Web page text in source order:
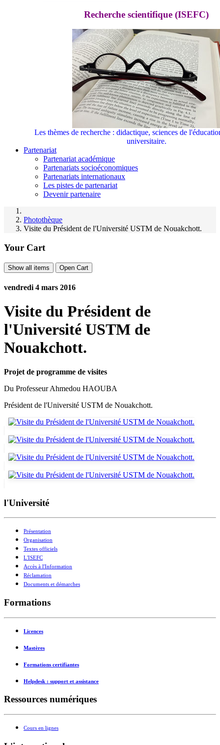
Recherche scientifique (ISEFC)
Les thèmes de recherche : didactique, sciences de
universitaire.
Partenariat
Partenariat académique
Partenariats socioéconomiques
Partenariats internationaux
Les pistes de partenariat
Devenir partenaire
Photothèque
Visite du Président de l'Université USTM de Nouakchott.
Your Cart
Show all items Open Cart
vendredi 4 mars 2016
Visite du Président de
l'Université USTM de
Nouakchott.
Projet de programme de visites
Du Professeur Ahmedou HAOUBA
Président de l'Université USTM de Nouakchott.
l'Université
Présentation
Organisation
Textes officiels
L'ISEFC
Accès à l'Information
Réclamation
Documents et démarches
Formations
Licences
Mastères
Formations certifiantes
Helpdesk : support et assistance
Ressources numériques
Cours en lignes